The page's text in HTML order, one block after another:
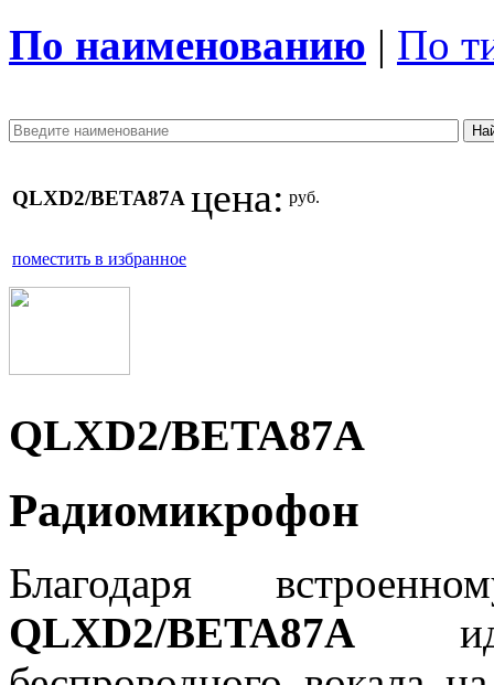
По наименованию | По
QLXD2/BETA87A цена: руб.
поместить в избранное
QLXD2/BETA87A
Радиомикрофон
Благодаря
QLXD2/BETA87A